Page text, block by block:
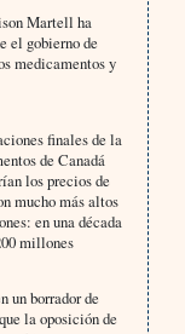
Martell ha
el gobierno de
medicamentos y
finales de la
de Canadá
los precios de
mucho más altos
en una década
millones
un borrador de
la oposición de